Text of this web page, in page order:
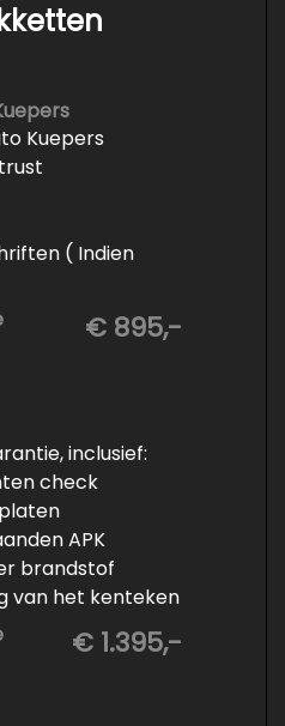
Kuepers
( Indien
APK
banden profiel
en buiten
€ 895,-
inclusief:
check
APK
brandstof
van het kenteken
inruilauto€ 1.395,-